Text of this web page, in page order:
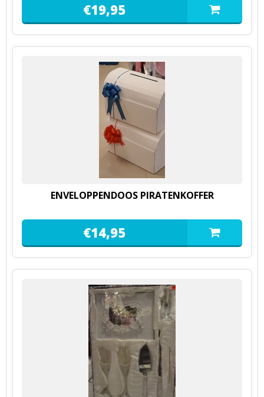
€19,95
ENVELOPPENDOOS PIRATENKOFFER
€14,95